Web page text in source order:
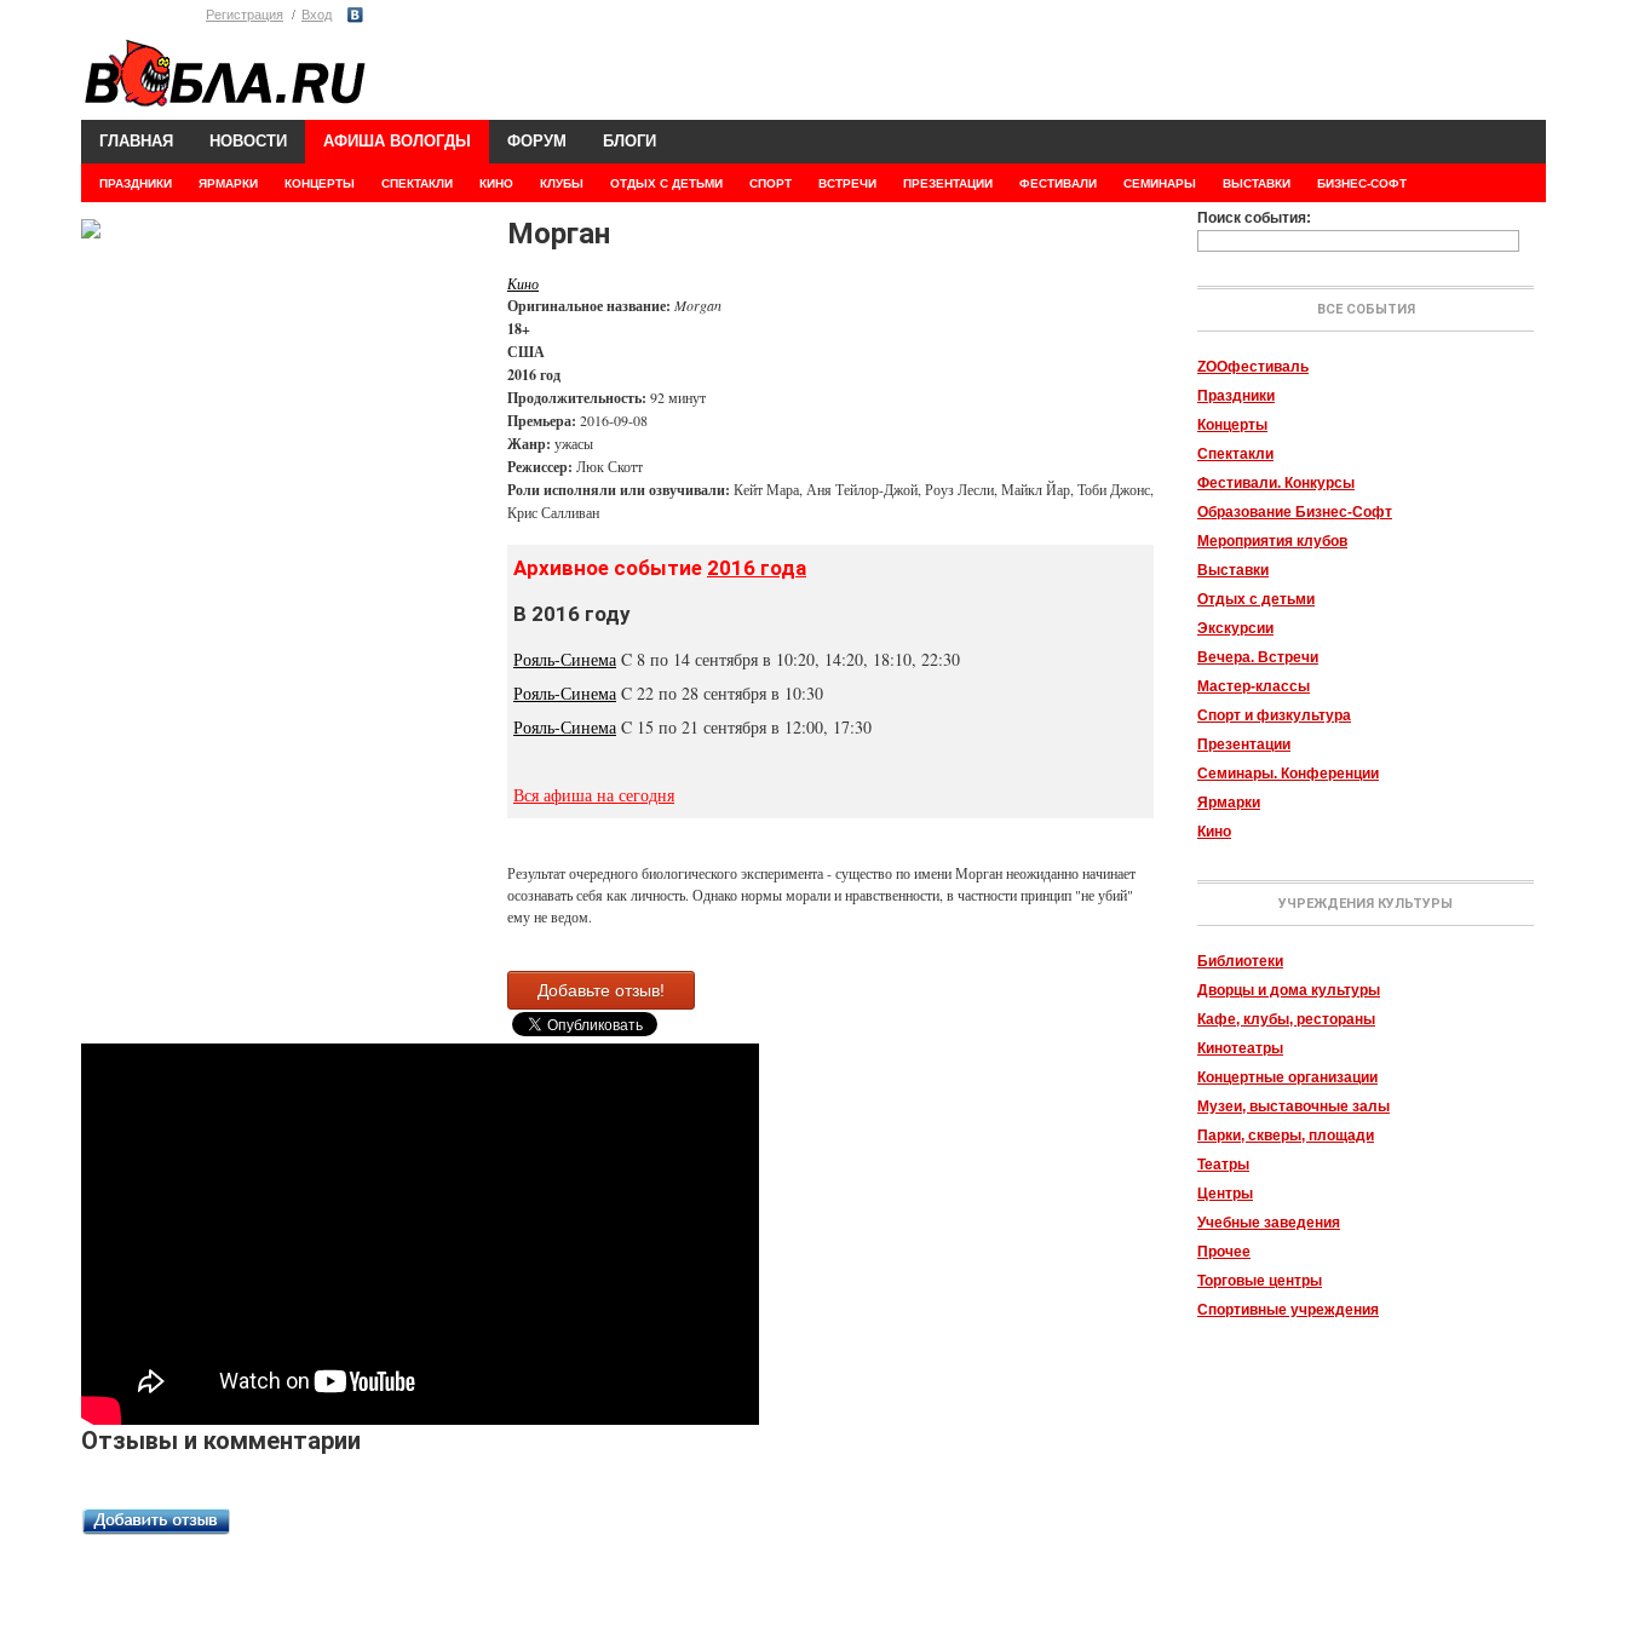
Регистрация Вход
ГЛАВНАЯ НОВОСТИ АФИША ВОЛОГДЫ
ПРАЗДНИКИ ЯРМАРКИ КОНЦЕРТЫ СПЕКТАКЛИ КИНО КЛУБЫ ОТДЫХ С ДЕТЬМИ СПОРТ ВСТРЕЧИ ПРЕЗЕНТАЦИИ ФЕСТИВАЛИ СЕМИНАРЫ ВЫСТАВКИ БИЗНЕС-СОФТ
ФОРУМ БЛОГИ
Морган
Кино
Оригинальное название: Morgan
18+
США
2016 год
Продолжительность: 92 минут
Премьера: 2016-09-08
Жанр: ужасы
Режиссер: Люк Скотт
Роли исполняли или озвучивали: Кейт Мара, Аня Тейлор-Джой, Роуз Лесли, Майкл Йар, Тоби Джонс,
Крис Салливан
Архивное событие 2016 года
В 2016 году
Рояль-Синема C 8 по 14 сентября в 10:20, 14:20, 18:10, 22:30
Рояль-Синема C 22 по 28 сентября в 10:30
Рояль-Синема C 15 по 21 сентября в 12:00, 17:30
Вся афиша на сегодня
Результат очередного биологического эксперимента - существо по имени Морган неожиданно начинает
осознавать себя как личность. Однако нормы морали и нравственности, в частности принцип "не убий"
ему не ведом.
Добавьте отзыв!
Отзывы и комментарии
Поиск события:
ВСЕ СОБЫТИЯ
ZOOфестиваль
Праздники
Концерты
Спектакли
Фестивали. Конкурсы
Образование Бизнес-Софт
Мероприятия клубов
Выставки
Отдых с детьми
Экскурсии
Вечера. Встречи
Мастер-классы
Спорт и физкультура
Презентации
Семинары. Конференции
Ярмарки
Кино
УЧРЕЖДЕНИЯ КУЛЬТУРЫ
Библиотеки
Дворцы и дома культуры
Кафе, клубы, рестораны
Кинотеатры
Концертные организации
Музеи, выставочные залы
Парки, скверы, площади
Театры
Центры
Учебные заведения
Прочее
Торговые центры
Спортивные учреждения